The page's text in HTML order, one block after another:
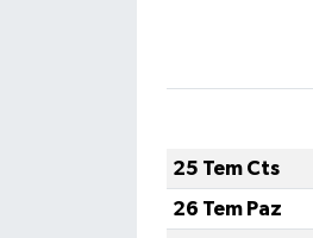
25 Tem Cts
26 Tem Paz